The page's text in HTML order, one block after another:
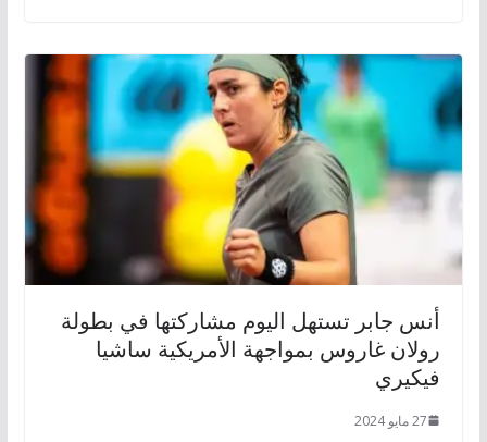
أنس جابر تستهل اليوم مشاركتها في بطولة
رولان غاروس بمواجهة الأمريكية ساشيا
فيكيري
27 مايو 2024